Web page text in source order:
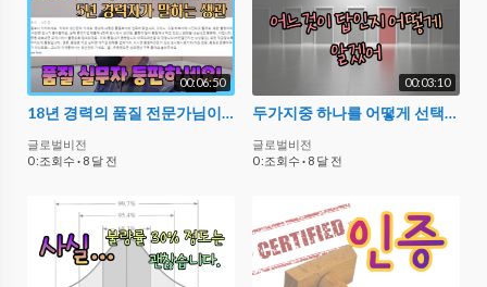
00:06:50
18년 경력의 품질 전문가님이 등판 했다.
글로벌비전
0 :조회수 · 8 달 전
00:03:10
두가지중 하나를 어떻게 선택하겠어
글로벌비전
0 :조회수 · 8 달 전